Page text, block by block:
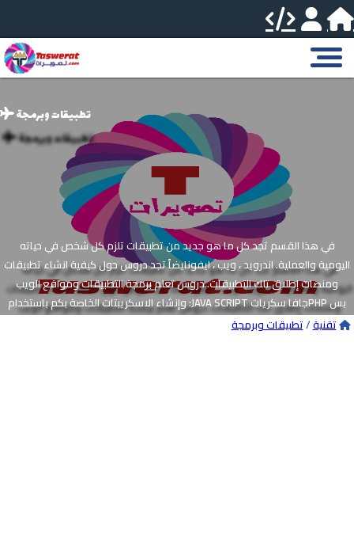
تطبيقات وبرمجة
في هذا القسم تجد كل ما هو جديد من تطبيقات تلزم كل شخص في حياته
اليومية والعملية. اندرويد ، ويب ، ايفونايضاً تجد دروس حول كيفية انشاء تطبيقات
ومنصات إطلاق تلك التطبيقات. دروس تعلم برمجة التطبيقات ومواقع الويب
وإنشاء الاسكريبتات الخاصة بكم باستخدام :JAVA SCRIPT جافا سكرياتPHP بس
اتش بيHTMLCSSREACTCORDOVA
تقنية/تطبيقات وبرمجة